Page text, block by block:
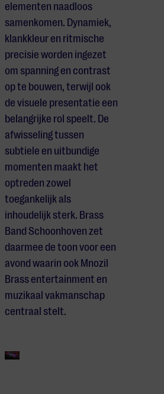
elementen naadloos
samenkomen. Dynamiek,
klankkleur en ritmische
precisie worden ingezet
om spanning en contrast
op te bouwen, terwijl ook
de visuele presentatie een
belangrijke rol speelt. De
afwisseling tussen
subtiele en uitbundige
momenten maakt het
optreden zowel
toegankelijk als
inhoudelijk sterk. Brass
Band Schoonhoven zet
daarmee de toon voor een
avond waarin ook Mnozil
Brass entertainment en
muzikaal vakmanschap
centraal stelt.